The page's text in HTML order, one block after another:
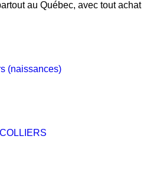
au Québec, avec tout achat
(naissances)